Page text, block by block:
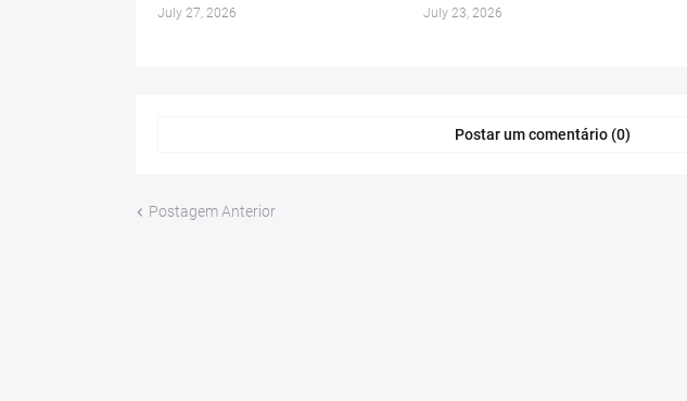
July 27, 2026 July 23, 2026
Postar um comentário (0)
Postagem Anterior